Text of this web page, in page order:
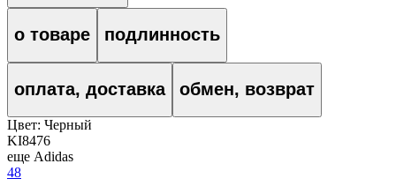
о товаре подлинность
оплата, доставка обмен, возврат
Цвет: Черный
KI8476
еще Adidas
48